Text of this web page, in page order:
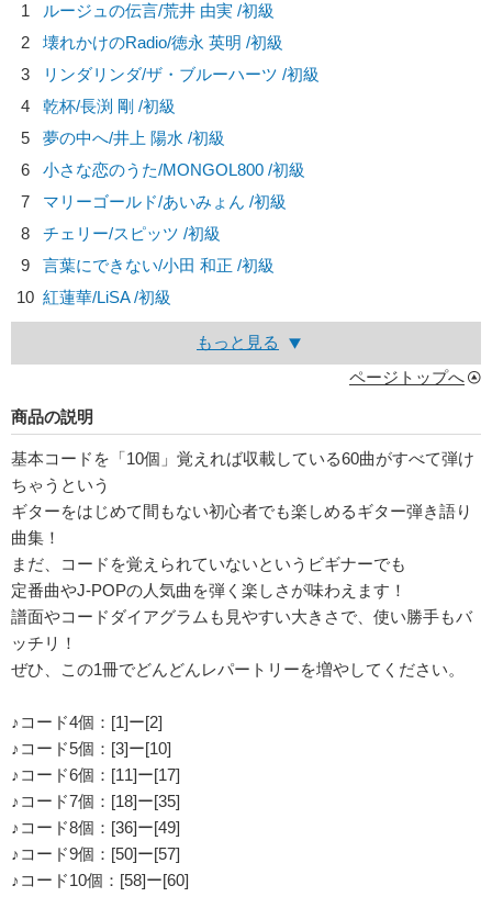
1
ルージュの伝言/荒井 由実 /初級
2
壊れかけのRadio/徳永 英明 /初級
3
リンダリンダ/ザ・ブルーハーツ /初級
4
乾杯/長渕 剛 /初級
5
夢の中へ/井上 陽水 /初級
6
小さな恋のうた/MONGOL800 /初級
7
マリーゴールド/あいみょん /初級
8
チェリー/スピッツ /初級
9
言葉にできない/小田 和正 /初級
10 紅蓮華/LiSA/初級
もっと見る
ページトップへ
商品の説明
基本コードを「10個」覚えれば収載している60曲がすべて弾け
ちゃうという
ギターをはじめて間もない初心者でも楽しめるギター弾き語り
曲集！
まだ、コードを覚えられていないというビギナーでも
定番曲やJ-POPの人気曲を弾く楽しさが味わえます！
譜面やコードダイアグラムも見やすい大きさで、使い勝手もバ
ッチリ！
ぜひ、この1冊でどんどんレパートリーを増やしてください。
♪コード4個：[1]ー[2]
♪コード5個：[3]ー[10]
♪コード6個：[11]ー[17]
♪コード7個：[18]ー[35]
♪コード8個：[36]ー[49]
♪コード9個：[50]ー[57]
♪コード10個：[58]ー[60]